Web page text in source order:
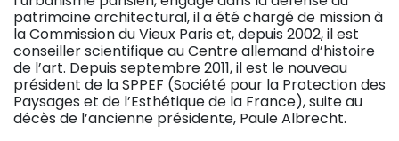
patrimoine architectural, il a été chargé de mission à
la Commission du Vieux Paris et, depuis 2002, il est
conseiller scientifique au Centre allemand d’histoire
de l’art. Depuis septembre 2011, il est le nouveau
président de la SPPEF (Société pour la Protection des
Paysages et de l’Esthétique de la France), suite au
décès de l’ancienne présidente, Paule Albrecht.